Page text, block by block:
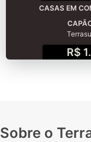
CASAS EM
R$
Sobre o